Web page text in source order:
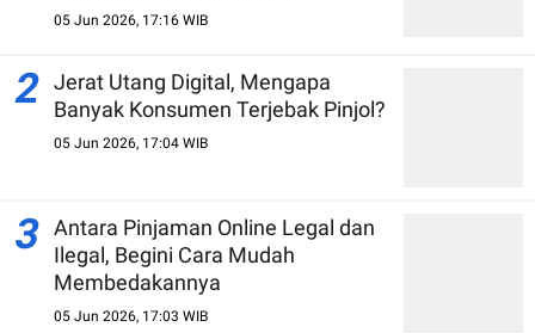
05 Jun 2026, 17:16 WIB
2 Jerat Utang Digital, Mengapa
Banyak Konsumen Terjebak Pinjol?
05 Jun 2026, 17:04 WIB
3 Antara Pinjaman Online Legal dan
Ilegal, Begini Cara Mudah
Membedakannya
05 Jun 2026, 17:03 WIB